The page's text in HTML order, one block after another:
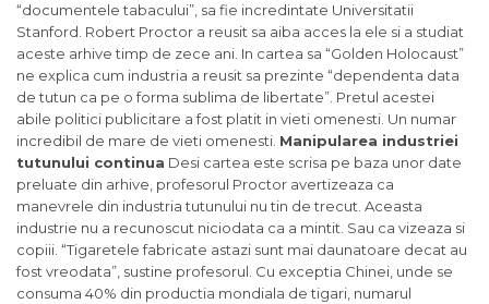
“documentele tabacului”, sa fie incredintate Universitatii
Stanford. Robert Proctor a reusit sa aiba acces la ele si a studiat
aceste arhive timp de zece ani. In cartea sa “Golden Holocaust”
ne explica cum industria a reusit sa prezinte “dependenta data
de tutun ca pe o forma sublima de libertate”. Pretul acestei
abile politici publicitare a fost platit in vieti omenesti. Un numar
incredibil de mare de vieti omenesti. Manipularea industriei
tutunului continua Desi cartea este scrisa pe baza unor date
preluate din arhive, profesorul Proctor avertizeaza ca
manevrele din industria tutunului nu tin de trecut. Aceasta
industrie nu a recunoscut niciodata ca a mintit. Sau ca vizeaza si
copiii. “Tigaretele fabricate astazi sunt mai daunatoare decat au
fost vreodata”, sustine profesorul. Cu exceptia Chinei, unde se
consuma 40% din productia mondiala de tigari, numarul